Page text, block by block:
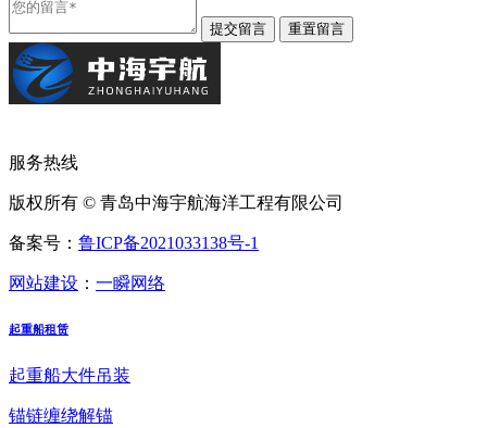
服务热线
版权所有 © 青岛中海宇航海洋工程有限公司
备案号： 鲁ICP备2021033138号-1
网站建设 ： 一瞬网络
起重船租赁
起重船大件吊装
锚链缠绕解锚